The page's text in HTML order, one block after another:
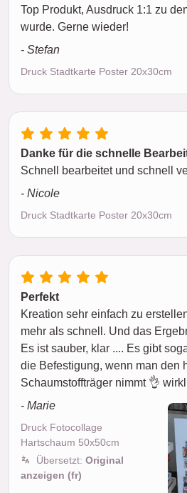
Top Produkt, Ausdruck 1:1 zu
wurde. Gerne wieder!
- Stefan
Druck Stadtkarte Poster 20x30cm
Danke für die schnelle
Schnell bearbeitet und schnell
- Nicole
Druck Stadtkarte Poster 20x30cm
Perfekt
Kreation sehr einfach zu
mehr als schnell. Und das
Es ist sauber, klar .... Es gibt
die Befestigung, wenn man den
Schaumstoffträger nimmt 👌
- Marie
Druck Fotocollage
Hartschaum 50x50cm
Übersetzt: Original
anzeigen (fr)